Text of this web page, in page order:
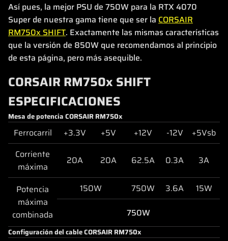
Así pues, la mejor PSU de 750W para la RTX 4070
Super de nuestra gama tiene que ser la CORSAIR
RM750x SHIFT. Exactamente las mismas características
que la versión de 850W que recomendamos al principio
de esta página, pero más asequible.
CORSAIR RM750x SHIFT
ESPECIFICACIONES
Mesa de potencia CORSAIR RM750x
Ferrocarril +3.3V +5V +12V -12V
+5Vsb
Corriente
máxima
20A 20A 62.5A 0.3A 3A
Potencia
máxima
combinada
150W 750W 3.6A
15W
750W
Configuración del cable CORSAIR RM750x